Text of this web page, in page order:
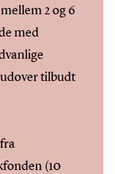
2 og 6
med
tilbudt
(10